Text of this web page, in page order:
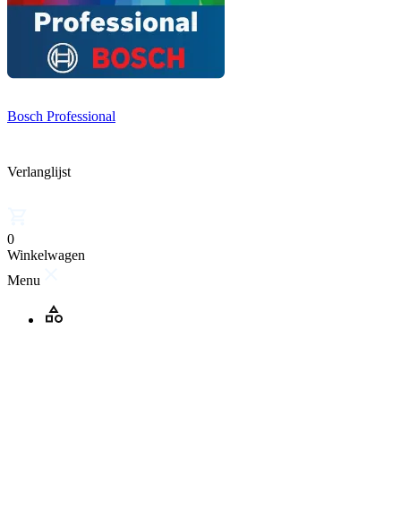
Bosch Professional
Verlanglijst
0
Winkelwagen
Menu